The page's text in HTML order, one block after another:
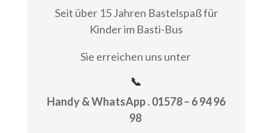
Seit über 15 Jahren Bastelspaß für
Kinder im Basti-Bus
Sie erreichen uns unter
📞
Handy & WhatsApp . 01578 – 6 94 96
98